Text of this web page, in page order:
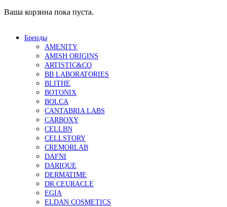
Ваша корзина пока пуста.
Бренды
AMENITY
AMISH ORIGINS
ARTISTIC&CO
BB LABORATORIES
BLITHE
BOTONIX
BOLCA
CANTABRIA LABS
CARBOXY
CELLBN
CELLSTORY
CREMORLAB
DAFNI
DARIQUE
DERMATIME
DR.CEURACLE
EGIA
ELDAN COSMETICS